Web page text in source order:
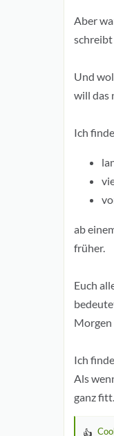
Aber
Und
will das
Ich
ab
früher.
Euch
Morgen
Ich
Als
ganz